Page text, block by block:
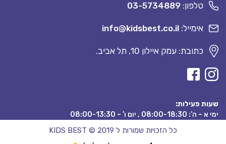
טלפון: 03-5734889
אימייל: info@kidsbest.co.il
כתובת: עמק איילון 10, תל אביב.
שעות פעילות:
ימי א – ה’: 08:00-18:30 , יום ו’ – 08:00-13:30
כל הזכויות שמורות ל KIDS BEST © 2019